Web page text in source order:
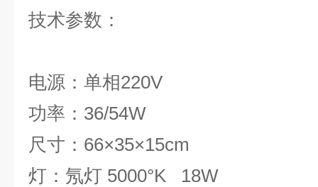
技术参
电源：单相220V
功率：36/54W
尺寸：66×35×15cm
灯：氖灯 5000°K 18W